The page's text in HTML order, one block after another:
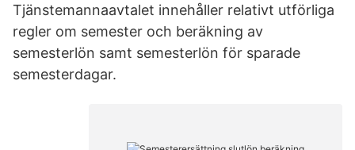
Tjänstemannaavtalet innehåller relativt utförliga
regler om semester och beräkning av
semesterlön samt semesterlön för sparade
semesterdagar.